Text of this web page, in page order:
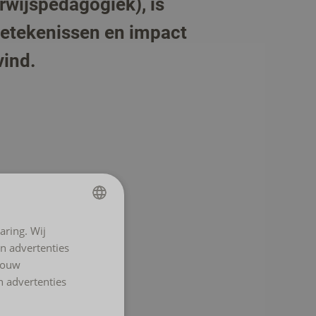
is
en impact
ENGLISH
Wij
advertenties
advertenties